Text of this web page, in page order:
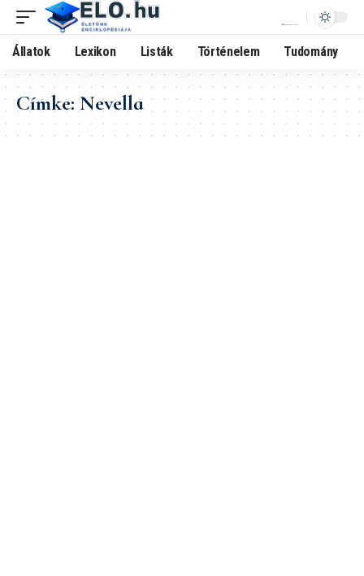
Állatok Lexikon Listák Történelem Tudomány
Címke:Nevella